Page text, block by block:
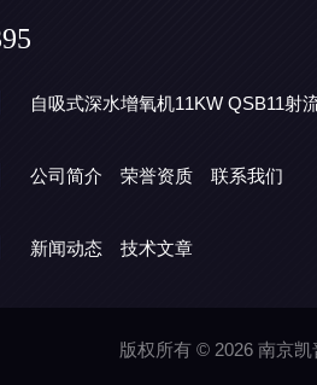
自吸式深水增氧机11KW QSB11射
公司简介 荣誉资质 联系我们
新闻动态 技术文章
版权所有 © 2026 南京